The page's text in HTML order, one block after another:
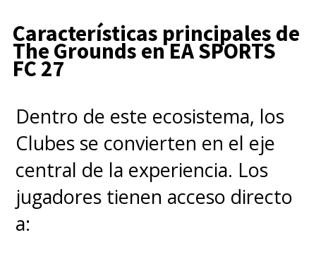
Características principales de
The Grounds en EA SPORTS
FC 27
Dentro de este ecosistema, los
Clubes se convierten en el eje
central de la experiencia. Los
jugadores tienen acceso directo
a: